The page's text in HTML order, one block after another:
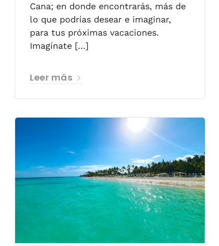
Cana; en donde encontrarás, más de
lo que podrías desear e imaginar,
para tus próximas vacaciones.
Imagínate […]
Leer más